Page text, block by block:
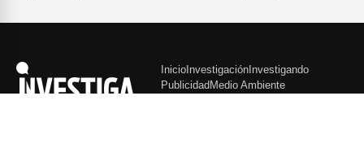
Inicio Investigación Investigando
Publicidad Medio Ambiente